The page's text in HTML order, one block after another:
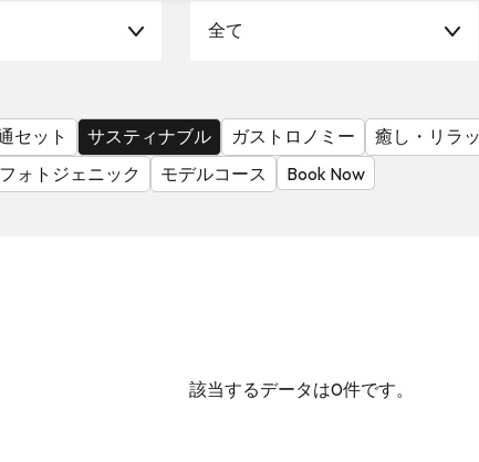
全て
セット サスティナブル ガストロノミー 癒し・リラ
フォトジェニック モデルコース Book Now
該当するデータは0件です。